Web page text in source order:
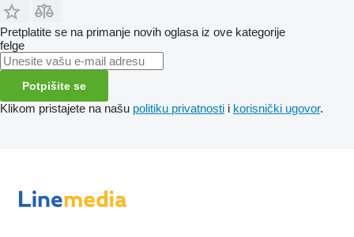
Pretplatite se na primanje novih oglasa iz ove kategorije
felge
Potpišite se
Klikom pristajete na našu politiku privatnosti i korisnički ugovor.